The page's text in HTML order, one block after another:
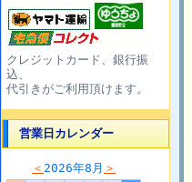
クレジットカード、銀行振
込、
代引きがご利用頂けます。
営業日カレンダー
＜ 2026年8月 ＞